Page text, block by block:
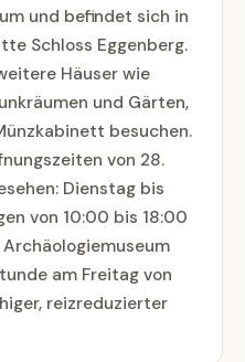
und befindet sich in
Schloss Eggenberg.
Häuser wie
und Gärten,
besuchen.
von 28.
Dienstag bis
von 10:00 bis 18:00
am Freitag von
reizreduzierter